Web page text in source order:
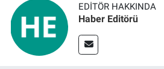
EDITÖR HAKKINDA
Haber Editörü